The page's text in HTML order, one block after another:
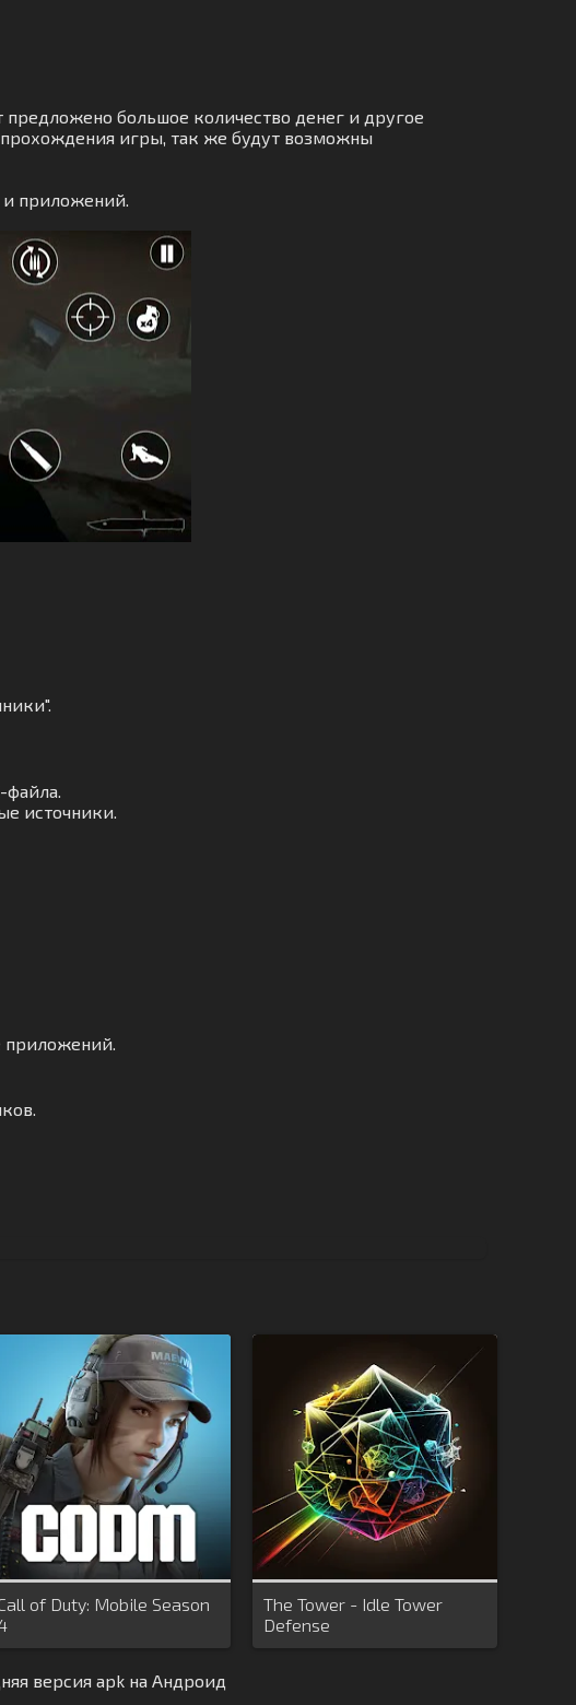
большое количество денег и другое
игры, так же будут возможны
приложений.
файла.
источники.
приложений.
of Duty: Mobile Season
The Tower - Idle Tower
Defense
версия apk на Андроид